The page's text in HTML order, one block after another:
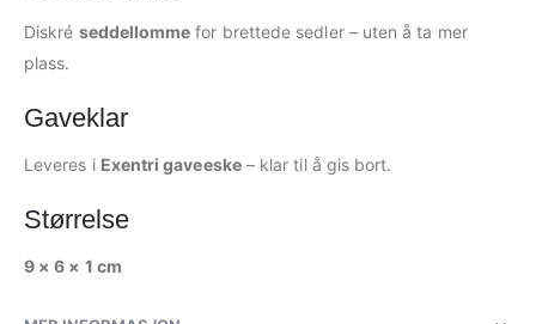
Diskré seddellomme for brettede sedler – uten å ta mer
plass.
Gaveklar
Leveres i Exentri gaveeske– klar til å gis bort.
Størrelse
9 × 6 × 1 cm